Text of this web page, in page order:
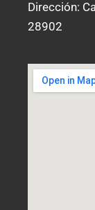
Dirección:
28902